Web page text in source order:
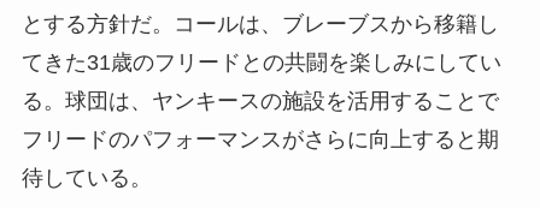
とする方針だ。コールは、ブレーブスから移籍し
てきた31歳のフリードとの共闘を楽しみにしてい
る。球団は、ヤンキースの施設を活用することで
フリードのパフォーマンスがさらに向上すると期
待している。